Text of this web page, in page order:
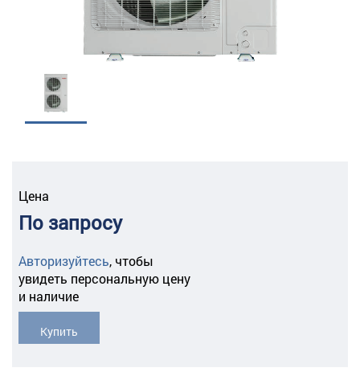
Цена
По запросу
Авторизуйтесь, чтобы
увидеть персональную цену
и наличие
Купить